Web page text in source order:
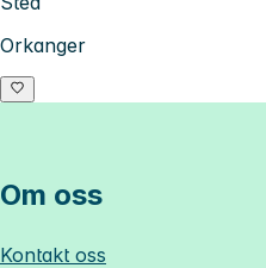
Orkanger
Om oss
Kontakt oss